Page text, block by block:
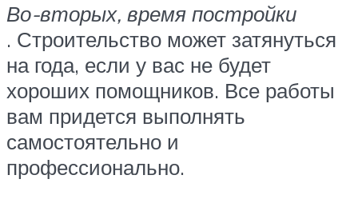
Во-вторых, время постройки
. Строительство может затянуться
на года, если у вас не будет
хороших помощников. Все работы
вам придется выполнять
самостоятельно и
профессионально.